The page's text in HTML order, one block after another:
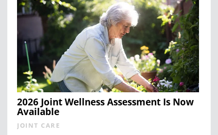
2026 Joint Wellness Assessment Is Now
Available
JOINT CARE